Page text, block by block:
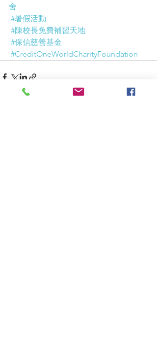
舍
#暑假活動
#陳校長免費補習天地
#保信慈善基金
#CreditOneWorldCharityFoundation